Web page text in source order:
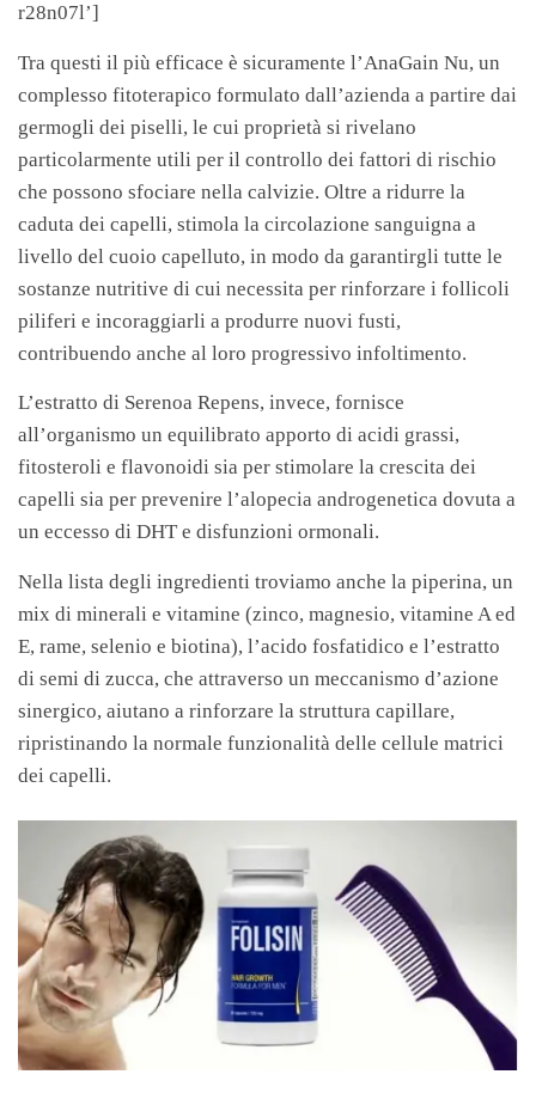
r28n07l’]
Tra questi il più efficace è sicuramente l’AnaGain Nu, un
complesso fitoterapico formulato dall’azienda a partire dai
germogli dei piselli, le cui proprietà si rivelano
particolarmente utili per il controllo dei fattori di rischio
che possono sfociare nella calvizie. Oltre a ridurre la
caduta dei capelli, stimola la circolazione sanguigna a
livello del cuoio capelluto, in modo da garantirgli tutte le
sostanze nutritive di cui necessita per rinforzare i follicoli
piliferi e incoraggiarli a produrre nuovi fusti,
contribuendo anche al loro progressivo infoltimento.
L’estratto di Serenoa Repens, invece, fornisce
all’organismo un equilibrato apporto di acidi grassi,
fitosteroli e flavonoidi sia per stimolare la crescita dei
capelli sia per prevenire l’alopecia androgenetica dovuta a
un eccesso di DHT e disfunzioni ormonali.
Nella lista degli ingredienti troviamo anche la piperina, un
mix di minerali e vitamine (zinco, magnesio, vitamine A ed
E, rame, selenio e biotina), l’acido fosfatidico e l’estratto
di semi di zucca, che attraverso un meccanismo d’azione
sinergico, aiutano a rinforzare la struttura capillare,
ripristinando la normale funzionalità delle cellule matrici
dei capelli.